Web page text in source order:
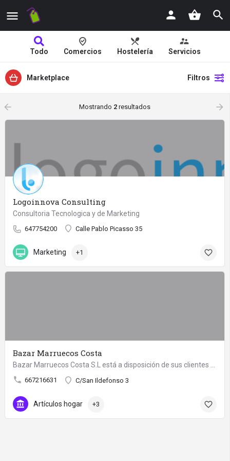
Todo Comercios Hostelería Servicios
Marketplace Filtros
arrow_backward Mostrando 2 resultados arrow_forward
Logoinnova Consulting
Consultoria Tecnologica y de Marketing
647754200 Calle Pablo Picasso 35
Marketing +1
Bazar Marruecos Costa
667216631 C/San Ildefonso 3
Artículos hogar +3